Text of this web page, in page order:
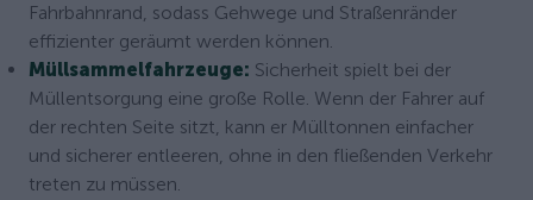
Fahrbahnrand, sodass Gehwege und Straßenränder
effizienter geräumt werden können.
Müllsammelfahrzeuge: Sicherheit spielt bei der
Müllentsorgung eine große Rolle. Wenn der Fahrer auf
der rechten Seite sitzt, kann er Mülltonnen einfacher
und sicherer entleeren, ohne in den fließenden Verkehr
treten zu müssen.